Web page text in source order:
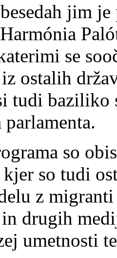
jim
se
ostalih
tudi baziliko
parlamenta.
so
so tudi
z
drugih
umetnosti